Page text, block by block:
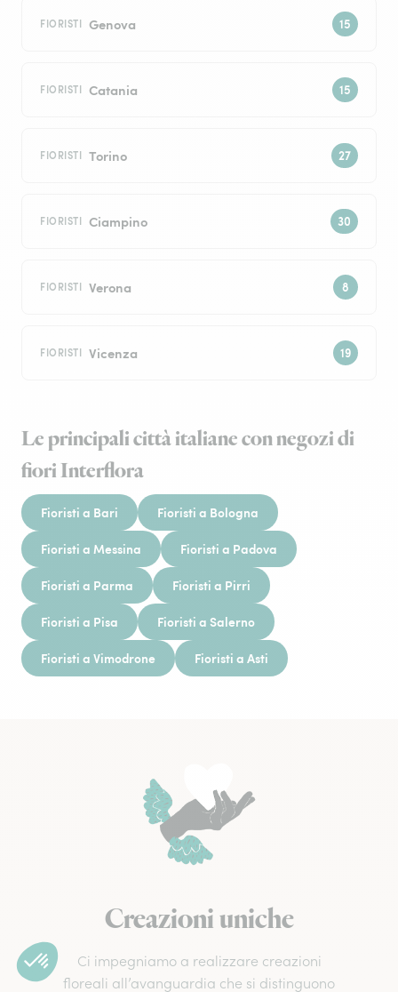
FIORISTI Genova
FIORISTI Catania
FIORISTI Torino
FIORISTI Ciampino
FIORISTI Verona
FIORISTI Vicenza
Le principali città italiane con negozi di
fiori Interflora
Fioristi a Bari Fioristi a Bologna
Fioristi a Messina Fioristi a Padova
Fioristi a Parma Fioristi a Pirri
Fioristi a Pisa Fioristi a Salerno
Fioristi a Vimodrone Fioristi a Asti
Creazioni uniche
Ci impegniamo a realizzare creazioni
floreali all’avanguardia che si distinguono